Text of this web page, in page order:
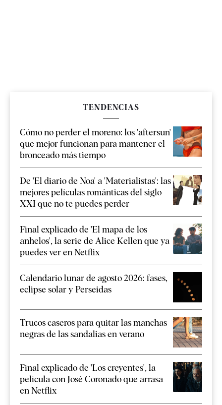
TENDENCIAS
Cómo no perder el moreno: los 'aftersun'
que mejor funcionan para mantener el
bronceado más tiempo
De 'El diario de Noa' a 'Materialistas': las
mejores películas románticas del siglo
XXI que no te puedes perder
Final explicado de 'El mapa de los
anhelos', la serie de Alice Kellen que ya
puedes ver en Netflix
Calendario lunar de agosto 2026: fases,
eclipse solar y Perseidas
Trucos caseros para quitar las manchas
negras de las sandalias en verano
Final explicado de 'Los creyentes', la
película con José Coronado que arrasa
en Netflix